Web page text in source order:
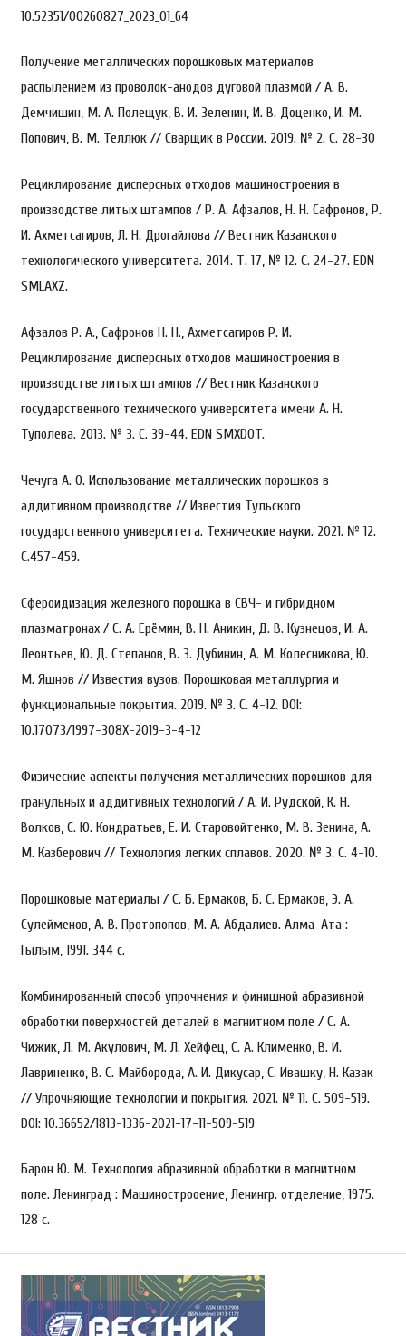
10.52351/00260827_2023_01_64
Получение металлических порошковых материалов
распылением из проволок-анодов дуговой плазмой / А. В.
Демчишин, М. А. Полещук, В. И. Зеленин, И. В. Доценко, И. М.
Попович, В. М. Теллюк // Сварщик в России. 2019. № 2. С. 28-30
Рециклирование дисперсных отходов машиностроения в
производстве литых штампов / Р. А. Афзалов, Н. Н. Сафронов, Р.
И. Ахметсагиров, Л. Н. Дрогайлова // Вестник Казанского
технологического университета. 2014. Т. 17, № 12. С. 24-27. EDN
SMLAXZ.
Афзалов Р. А., Сафронов Н. Н., Ахметсагиров Р. И.
Рециклирование дисперсных отходов машиностроения в
производстве литых штампов // Вестник Казанского
государственного технического университета имени А. Н.
Туполева. 2013. № 3. С. 39-44. EDN SMXDOT.
Чечуга А. О. Использование металлических порошков в
аддитивном производстве // Известия Тульского
государственного университета. Технические науки. 2021. № 12.
С.457-459.
Сфероидизация железного порошка в СВЧ- и гибридном
плазматронах / С. А. Ерёмин, В. Н. Аникин, Д. В. Кузнецов, И. А.
Леонтьев, Ю. Д. Степанов, В. З. Дубинин, А. М. Колесникова, Ю.
М. Яшнов // Известия вузов. Порошковая металлургия и
функциональные покрытия. 2019. № 3. С. 4-12. DOI:
10.17073/1997-308X-2019-3-4-12
Физические аспекты получения металлических порошков для
гранульных и аддитивных технологий / А. И. Рудской, К. Н.
Волков, С. Ю. Кондратьев, Е. И. Старовойтенко, М. В. Зенина, А.
М. Казберович // Технология легких сплавов. 2020. № 3. С. 4-10.
Порошковые материалы / С. Б. Ермаков, Б. С. Ермаков, Э. А.
Сулейменов, А. В. Протопопов, М. А. Абдалиев. Алма-Ата :
Гылым, 1991. 344 с.
Комбинированный способ упрочнения и финишной абразивной
обработки поверхностей деталей в магнитном поле / С. А.
Чижик, Л. М. Акулович, М. Л. Хейфец, С. А. Клименко, В. И.
Лавриненко, В. С. Майборода, А. И. Дикусар, С. Ивашку, Н. Казак
// Упрочняющие технологии и покрытия. 2021. № 11. С. 509-519.
DOI: 10.36652/1813-1336-2021-17-11-509-519
Барон Ю. М. Технология абразивной обработки в магнитном
поле. Ленинград : Maшинострooeниe, Лeнингp. отделение, 1975.
128 с.